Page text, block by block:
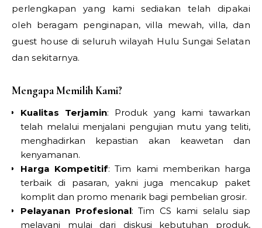
perlengkapan yang kami sediakan telah dipakai
oleh beragam penginapan, villa mewah, villa, dan
guest house di seluruh wilayah Hulu Sungai Selatan
dan sekitarnya.
Mengapa Memilih Kami?
Kualitas Terjamin: Produk yang kami tawarkan
telah melalui menjalani pengujian mutu yang teliti,
menghadirkan kepastian akan keawetan dan
kenyamanan.
Harga Kompetitif: Tim kami memberikan harga
terbaik di pasaran, yakni juga mencakup paket
komplit dan promo menarik bagi pembelian grosir.
Pelayanan Profesional: Tim CS kami selalu siap
melayani mulai dari diskusi kebutuhan produk,